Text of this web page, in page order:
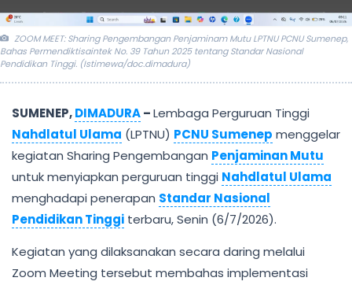
ZOOM MEET: Sharing Pengembangan Penjaminam Mutu LPTNU PCNU Sumenep,
Bahas Permendiktisaintek No. 39 Tahun 2025 tentang Standar Nasional
Pendidikan Tinggi. (Istimewa/doc.dimadura)
SUMENEP,DIMADURA–Lembaga Perguruan Tinggi
Nahdlatul Ulama (LPTNU) PCNU Sumenep menggelar
kegiatan Sharing Pengembangan Penjaminan Mutu
untuk menyiapkan perguruan tinggi Nahdlatul Ulama
menghadapi penerapan Standar Nasional
Pendidikan Tinggi terbaru, Senin (6/7/2026).
Kegiatan yang dilaksanakan secara daring melalui
Zoom Meeting tersebut membahas implementasi